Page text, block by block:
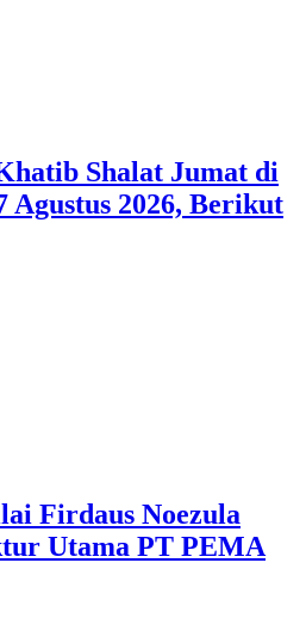
Shalat Jumat di
Agustus 2026, Berikut
Firdaus Noezula
Utama PT PEMA